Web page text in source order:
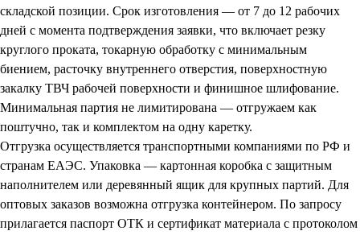
складской позиции. Срок изготовления — от 7 до 12 рабочих
дней с момента подтверждения заявки, что включает резку
круглого проката, токарную обработку с минимальным
биением, расточку внутреннего отверстия, поверхностную
закалку ТВЧ рабочей поверхности и финишное шлифование.
Минимальная партия не лимитирована — отгружаем как
поштучно, так и комплектом на одну каретку.
Отгрузка осуществляется транспортными компаниями по РФ и
странам ЕАЭС. Упаковка — картонная коробка с защитным
наполнителем или деревянный ящик для крупных партий. Для
оптовых заказов возможна отгрузка контейнером. По запросу
прилагается паспорт ОТК и сертификат материала с протоколом